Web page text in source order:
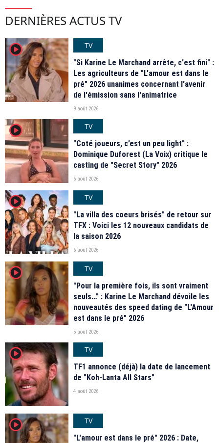
DERNIÈRES ACTUS TV
player2
TV
"Si Karine Le Marchand arrête, c'est fini" :
Les agriculteurs de "L'amour est dans le
pré" 2026 unanimes concernant l'avenir
de l'émission sans l'animatrice
9 août 2026
player2
TV
"Coté joueurs, c’est un peu light" :
Dominique Duforest (La Voix) critique le
casting de "Secret Story" 2026
6 août 2026
player2
TV
"La villa des coeurs brisés" de retour sur
TFX : Voici les 12 nouveaux candidats de
la saison 2026
6 août 2026
player2
TV
"Pour la première fois, ils sont vraiment
seuls…" : Karine Le Marchand dévoile les
nouveautés des speed dating de "L'Amour
est dans le pré" 2026
5 août 2026
player2
TV
TF1 annonce (déjà) la date de lancement
de "Koh-Lanta All Stars"
4 août 2026
player2
TV
"L'amour est dans le pré" 2026 : Date,